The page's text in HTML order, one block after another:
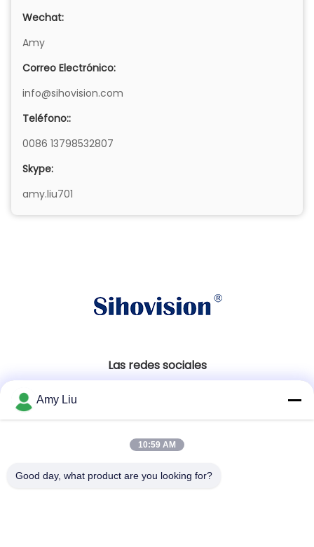
Wechat:
Amy
Correo Electrónico:
info@sihovision.com
Teléfono::
0086 13798532807
Skype:
amy.liu701
Las redes sociales
86-0755-23747569
Amy Liu
10:59 AM
Good day, what product are you looking for?